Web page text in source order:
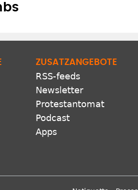
ZUSATZANGEBOTE
RSS-feeds
Newsletter
Protestantomat
Podcast
Apps